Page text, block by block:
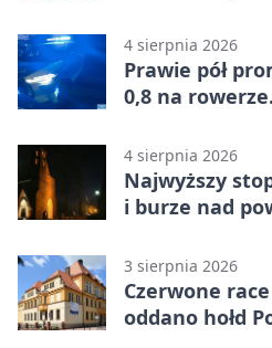
4 sierpnia 2026
Prawie pół
0,8 na
4 sierpnia 2026
Najwyższy
i burze nad
3 sierpnia 2026
Czerwone
oddano hołd